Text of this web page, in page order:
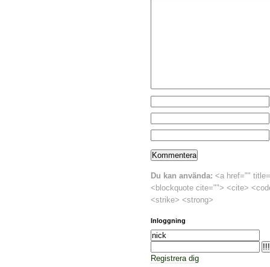
Du kan använda: <a href=""
<blockquote cite=""> <cite>
<strike> <strong>
Inloggning
Registrera dig